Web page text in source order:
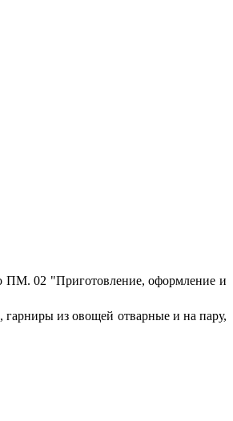
ПМ. 02 "Приготовление, оформление и
гарниры из овощей отварные и на пару,